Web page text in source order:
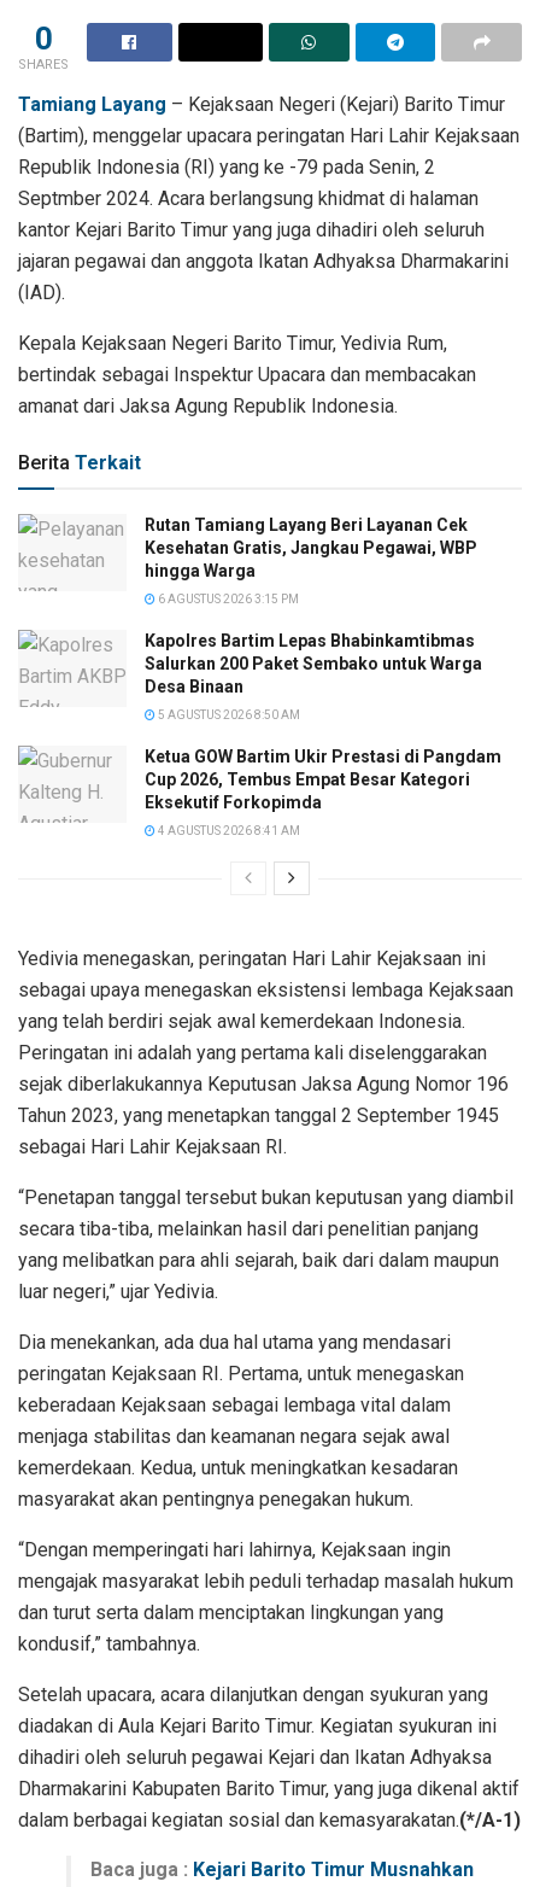
0
SHARES
Tamiang Layang – Kejaksaan Negeri (Kejari) Barito Timur
(Bartim), menggelar upacara peringatan Hari Lahir Kejaksaan
Republik Indonesia (RI) yang ke -79 pada Senin, 2
Septmber 2024. Acara berlangsung khidmat di halaman
kantor Kejari Barito Timur yang juga dihadiri oleh seluruh
jajaran pegawai dan anggota Ikatan Adhyaksa Dharmakarini
(IAD).
Kepala Kejaksaan Negeri Barito Timur, Yedivia Rum,
bertindak sebagai Inspektur Upacara dan membacakan
amanat dari Jaksa Agung Republik Indonesia.
Berita Terkait
Rutan Tamiang Layang Beri Layanan Cek
Kesehatan Gratis, Jangkau Pegawai, WBP
hingga Warga
6 AGUSTUS 2026 3:15 PM
Kapolres Bartim Lepas Bhabinkamtibmas
Salurkan 200 Paket Sembako untuk Warga
Desa Binaan
5 AGUSTUS 2026 8:50 AM
Ketua GOW Bartim Ukir Prestasi di Pangdam
Cup 2026, Tembus Empat Besar Kategori
Eksekutif Forkopimda
4 AGUSTUS 2026 8:41 AM
Yedivia menegaskan, peringatan Hari Lahir Kejaksaan ini
sebagai upaya menegaskan eksistensi lembaga Kejaksaan
yang telah berdiri sejak awal kemerdekaan Indonesia.
Peringatan ini adalah yang pertama kali diselenggarakan
sejak diberlakukannya Keputusan Jaksa Agung Nomor 196
Tahun 2023, yang menetapkan tanggal 2 September 1945
sebagai Hari Lahir Kejaksaan RI.
“Penetapan tanggal tersebut bukan keputusan yang diambil
secara tiba-tiba, melainkan hasil dari penelitian panjang
yang melibatkan para ahli sejarah, baik dari dalam maupun
luar negeri,” ujar Yedivia.
Dia menekankan, ada dua hal utama yang mendasari
peringatan Kejaksaan RI. Pertama, untuk menegaskan
keberadaan Kejaksaan sebagai lembaga vital dalam
menjaga stabilitas dan keamanan negara sejak awal
kemerdekaan. Kedua, untuk meningkatkan kesadaran
masyarakat akan pentingnya penegakan hukum.
“Dengan memperingati hari lahirnya, Kejaksaan ingin
mengajak masyarakat lebih peduli terhadap masalah hukum
dan turut serta dalam menciptakan lingkungan yang
kondusif,” tambahnya.
Setelah upacara, acara dilanjutkan dengan syukuran yang
diadakan di Aula Kejari Barito Timur. Kegiatan syukuran ini
dihadiri oleh seluruh pegawai Kejari dan Ikatan Adhyaksa
Dharmakarini Kabupaten Barito Timur, yang juga dikenal aktif
dalam berbagai kegiatan sosial dan kemasyarakatan.(*/A-1)
Baca juga : Kejari Barito Timur Musnahkan